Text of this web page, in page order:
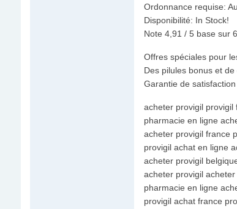
Ordonnance requise:
Disponibilité: In Stock!
Note 4,91 / 5 base sur
Offres spéciales pour
Des pilules bonus et
Garantie de
acheter provigil provigil
pharmacie en ligne
acheter provigil france
provigil achat en ligne
acheter provigil
acheter provigil
pharmacie en ligne
provigil achat france